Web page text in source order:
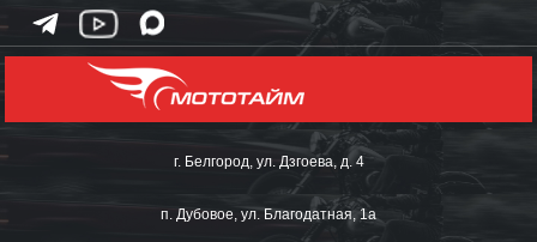
г. Белгород, ул. Дзгоева, д. 4
п. Дубовое, ул. Благодатная, 1а